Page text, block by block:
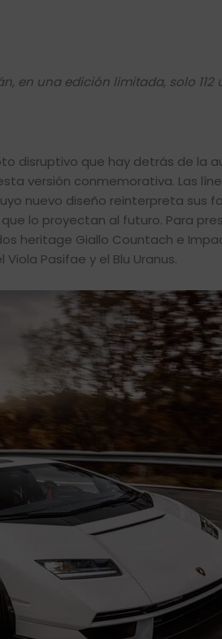
en una edición limitada, solo
disruptivo que hay detrás de la
versión conmemorativa. Las
nuevo diseño reinterpreta sus
lo proyectan al futuro. Para
heritage Giallo Countach e
Pasifae y el Blu Uranus.